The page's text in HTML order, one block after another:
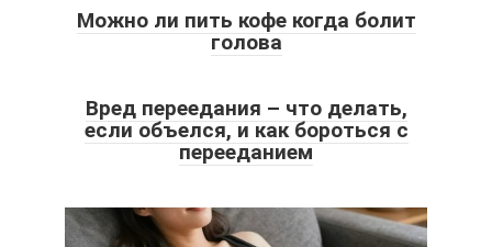
Можно ли пить кофе когда болит
голова
Вред переедания – что делать,
если объелся, и как бороться с
перееданием